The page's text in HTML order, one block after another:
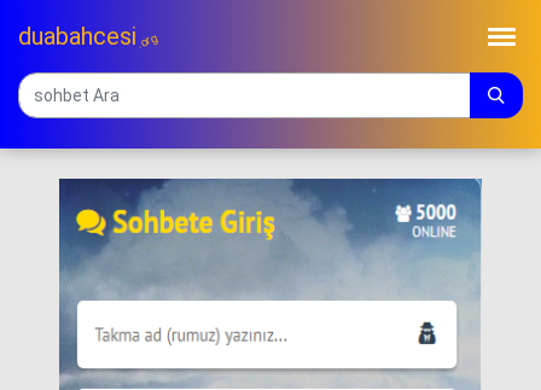
duabahcesi.org